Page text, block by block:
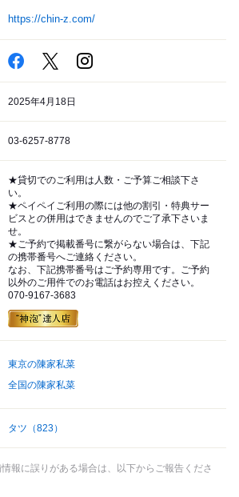
https://chin-z.com/
2025年4月18日
03-6257-8778
★貸切でのご利用は人数・ご予算ご相談下さ
い。
★ペイペイご利用の際には他の割引・特典サー
ビスとの併用はできませんのでご了承下さいま
せ。
★ご予約で掲載番号に繋がらない場合は、下記
の携帯番号へご連絡ください。
なお、下記携帯番号はご予約専用です。ご予約
以外のご用件でのお電話はお控えください。
070-9167-3683
東京の陳家私菜
全国の陳家私菜
タツ （823）
報に誤りがある場合は、以下からご報告くださ